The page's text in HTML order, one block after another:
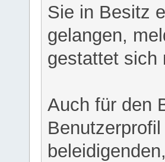
Sie in Besitz
gelangen,
gestattet sich
Auch für den